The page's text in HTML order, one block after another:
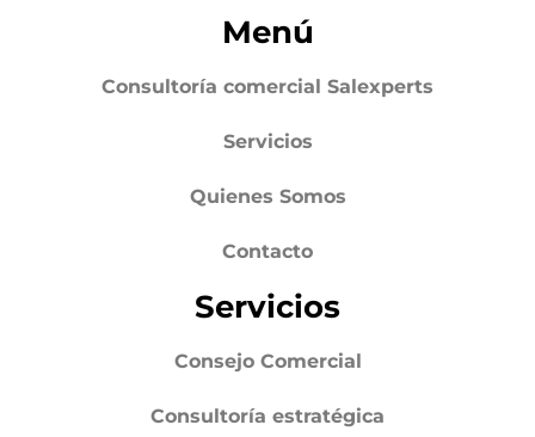
Menú
Consultoría comercial Salexperts
Servicios
Quienes Somos
Contacto
Servicios
Consejo Comercial
Consultoría estratégica